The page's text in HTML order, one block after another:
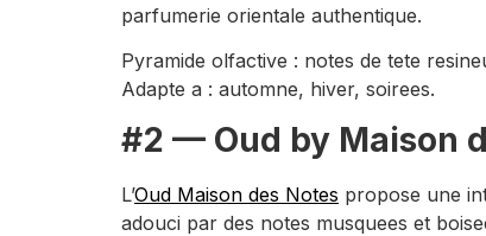
parfumerie orientale authentique.
Pyramide olfactive : notes de tete
Adapte a : automne, hiver, soirees.
#2 — Oud by Maison
L’Oud Maison des Notes propose une
adouci par des notes musquees et